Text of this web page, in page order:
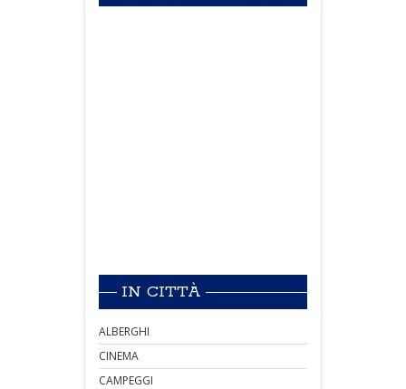
IN CITTÀ
ALBERGHI
CINEMA
CAMPEGGI